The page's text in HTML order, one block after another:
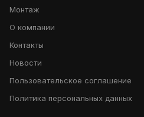
Монтаж
О компании
Контакты
Новости
Пользовательское соглашение
Политика персональных данных